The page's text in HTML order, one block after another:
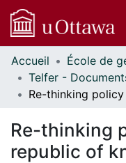
Communautés
et collections
Parcourir
À propos
Accueil
Re-thinking
republic of